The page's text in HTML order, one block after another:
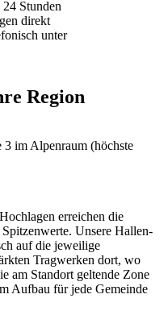
Stunden
direkt
unter
Region
im Alpenraum (höchste
erreichen die
Unsere Hallen-
auf die jeweilige
Tragwerken dort, wo
am Standort geltende Zone
Aufbau für jede Gemeinde